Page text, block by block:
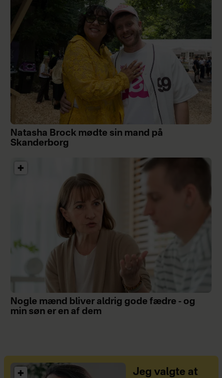
Natasha Brock mødte sin mand på
Skanderborg
Nogle mænd bliver aldrig gode fædre - og
min søn er en af dem
Jeg valgte at